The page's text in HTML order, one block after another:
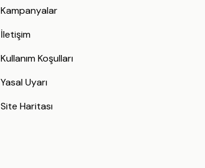
Kampanyalar
İletişim
Kullanım Koşulları
Yasal Uyarı
Site Haritası